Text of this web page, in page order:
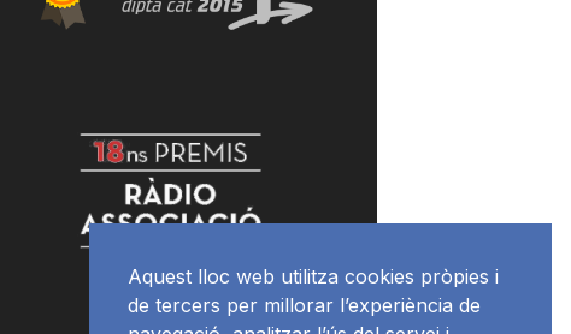
Aquest lloc web utilitza cookies pròpies i
de tercers per millorar l’experiència de